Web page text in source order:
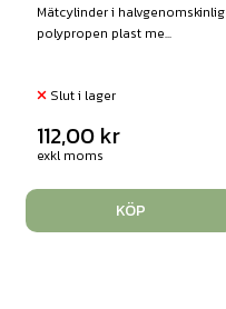
Mätcylinder i halvgenomskinlig
polypropen plast me...
Slut i lager
112,00 kr
exkl moms
KÖP